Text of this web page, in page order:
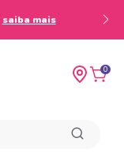
saiba mais
0